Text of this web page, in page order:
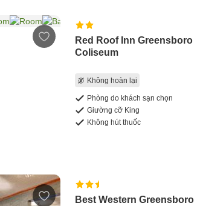
Red Roof Inn Greensboro
Coliseum
Không hoàn lại
Phòng do khách sạn chọn
Giường cỡ King
Không hút thuốc
Best Western Greensboro